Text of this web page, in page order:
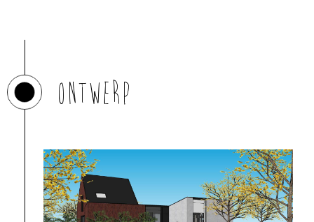
Ontwerp